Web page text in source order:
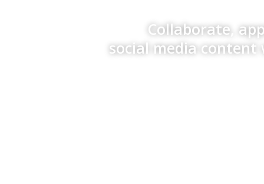
Collaborate,
social media